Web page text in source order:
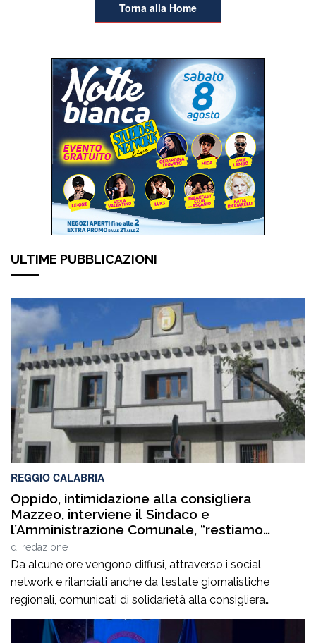
Torna alla Home
ULTIME PUBBLICAZIONI
REGGIO CALABRIA
Oppido, intimidazione alla consigliera
Mazzeo, interviene il Sindaco e
l’Amministrazione Comunale, “restiamo
fiduciosi in attesa degli esiti investigativi”
di redazione
Da alcune ore vengono diffusi, attraverso i social
network e rilanciati anche da testate giornalistiche
regionali, comunicati di solidarietà alla consigliera
comunale Margherita Mazzeo in relazione al
danneggiamento di un’autovettura nella disponibilità